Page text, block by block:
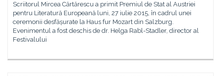
Scriitorul Mircea Cărtărescu a primit Premiul de Stat al Austriei
pentru Literatură Europeană luni, 27 iulie 2015, în cadrul unei
ceremonii desfășurate la Haus fur Mozart din Salzburg.
Evenimentul a fost deschis de dr. Helga Rabl-Stadler, director al
Festivalului